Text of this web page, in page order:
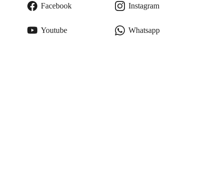
Facebook Instagram
Youtube Whatsapp